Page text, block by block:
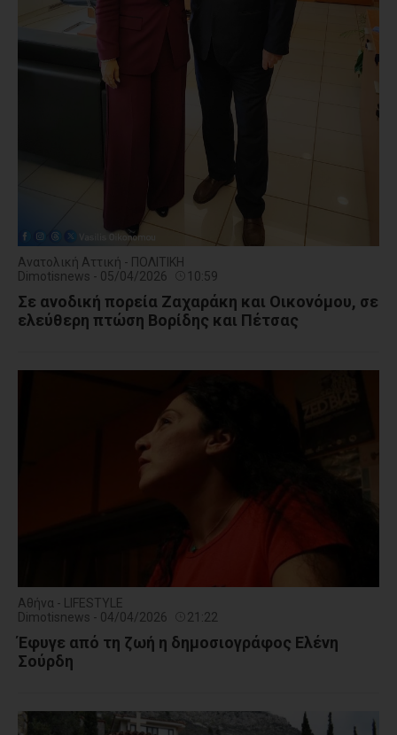
Ανατολική Αττική - ΠΟΛΙΤΙΚΗ
Dimotisnews - 05/04/2026
10:59
Σε ανοδική πορεία Ζαχαράκη και Οικονόμου, σε
ελεύθερη πτώση Βορίδης και Πέτσας
Αθήνα - LIFESTYLE
Dimotisnews - 04/04/2026
21:22
Έφυγε από τη ζωή η δημοσιογράφος Ελένη
Σούρδη